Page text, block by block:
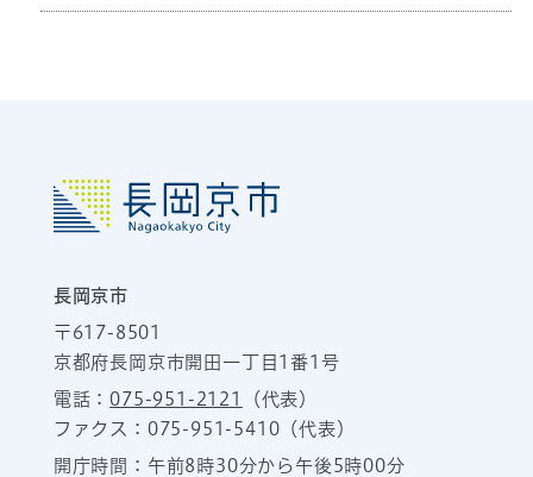
長岡京市
〒617-8501
京都府長岡京市開田一丁目1番1号
電話：075-951-2121
（代表）
ファクス：075-951-5410（代表）
開庁時間：午前8時30分から午後5時00分